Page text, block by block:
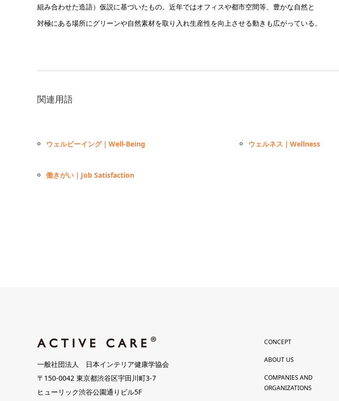
組み合わせた造語）仮説に基づいたもの。近年ではオフィスや都市空間等、豊かな自然と
対極にある場所にグリーンや自然素材を取り入れ生産性を向上させる動きも広がっている。
関連用語
ウェルビーイング｜Well-Being
働きがい｜Job Satisfaction
ウェルネス｜Wellness
一般社団法人 日本インテリア健康学協会
〒150-0042 東京都渋谷区宇田川町3-7
ヒューリック渋谷公園通りビル5F
CONCEPT
ABOUT US
COMPANIES AND
ORGANIZATIONS